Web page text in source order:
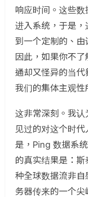
响应时间。这些数
进入系统，于是
到一个定制的、由
因此，如果你不
通却又怪异的当
我们的集体主观性
这非常深刻。我
见过的对这个时
是，Ping 数据系
的真实结果是：
种全球数据流非
务器传来的一个